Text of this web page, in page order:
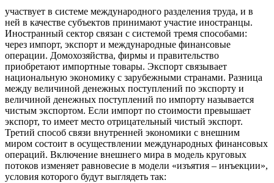
участвует в системе международного разделения труда, и в
ней в качестве субъектов принимают участие иностранцы.
Иностранный сектор связан с системой тремя способами:
через импорт, экспорт и международные финансовые
операции. Домохозяйства, фирмы и правительство
приобретают импортные товары. Экспорт связывает
национальную экономику с зарубежными странами. Разница
между величиной денежных поступлений по экспорту и
величиной денежных поступлений по импорту называется
чистым экспортом. Если импорт по стоимости превышает
экспорт, то имеет место отрицательный чистый экспорт.
Третий способ связи внутренней экономики с внешним
миром состоит в осуществлении международных финансовых
операций. Включение внешнего мира в модель круговых
потоков изменяет равновесие в модели «изъятия – инъекции»,
условия которого будут выглядеть так: